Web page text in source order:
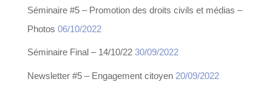
Séminaire #5 – Promotion des droits civils et médias –
Photos 06/10/2022
Séminaire Final – 14/10/22 30/09/2022
Newsletter #5 – Engagement citoyen 20/09/2022